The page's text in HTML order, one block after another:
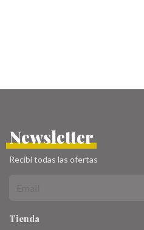
Newsletter
Recibí todas las ofertas
Tienda